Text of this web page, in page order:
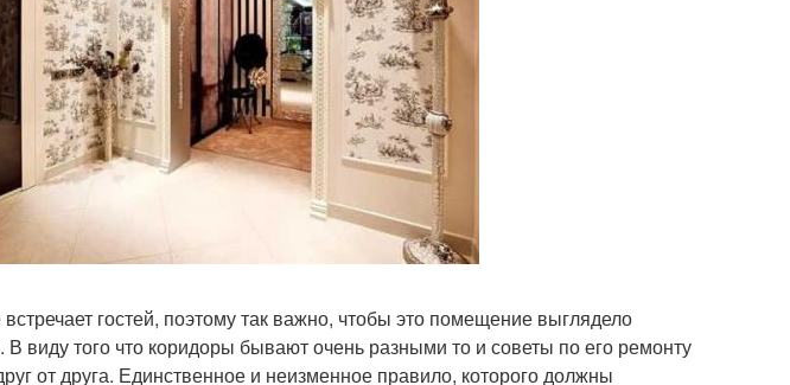
гостей, поэтому так важно, чтобы это помещение выглядело
виду того что коридоры бывают очень разными то и советы по его ремонту
от друга. Единственное и неизменное правило, которого должны